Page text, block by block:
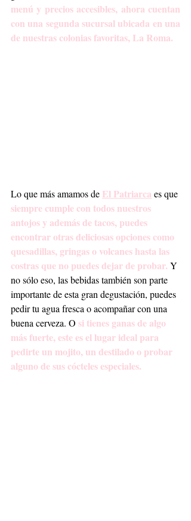
menú y precios accesibles, ahora cuentan
con una segunda sucursal ubicada en una
de nuestras colonias favoritas, La Roma.
Lo que más amamos de El Patriarca es que
siempre cumple con todos nuestros
antojos y además de tacos, puedes
encontrar otras deliciosas opciones como
quesadillas, gringas o volcanes hasta las
costras que no puedes dejar de probar. Y
no sólo eso, las bebidas también son parte
importante de esta gran degustación, puedes
pedir tu agua fresca o acompañar con una
buena cerveza. O si tienes ganas de algo
más fuerte, este es el lugar ideal para
pedirte un mojito, un destilado o probar
alguno de sus cócteles especiales.